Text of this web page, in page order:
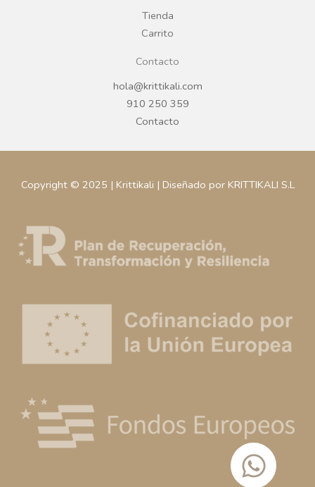
Tienda
Carrito
Contacto
hola@krittikali.com
910 250 359
Contacto
Copyright © 2025 | Krittikali | Diseñado por KRITTIKALI S.L